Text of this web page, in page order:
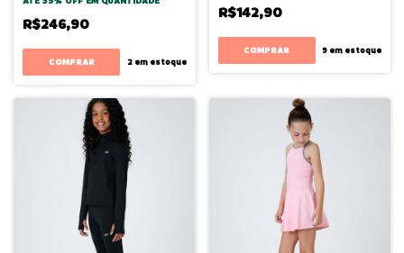
R$246,90
COMPRAR 2em estoque
R$142,90
COMPRAR 9 em estoque